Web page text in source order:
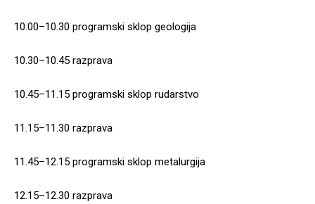
10.00–10.30 programski sklop geologija
10.30–10.45 razprava
10.45–11.15 programski sklop rudarstvo
11.15–11.30 razprava
11.45–12.15 programski sklop metalurgija
12.15–12.30 razprava